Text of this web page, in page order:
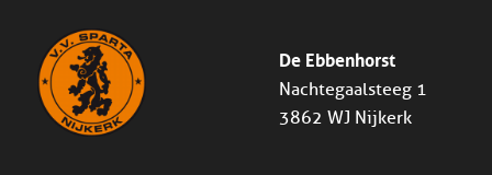
De Ebbenhorst
Nachtegaalsteeg 1
3862 WJ Nijkerk